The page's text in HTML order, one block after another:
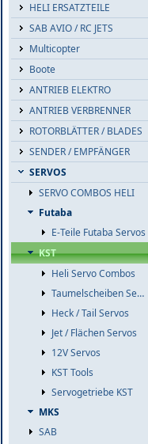
HELI ERSATZTEILE
SAB AVIO / RC JETS
Multicopter
Boote
ANTRIEB ELEKTRO
ANTRIEB VERBRENNER
ROTORBLÄTTER / BLADES
SENDER / EMPFÄNGER
SERVOS
SERVO COMBOS HELI
Futaba
E-Teile Futaba Servos
KST
Heli Servo Combos
Taumelscheiben Servos
Heck / Tail Servos
Jet / Flächen Servos
12V Servos
KST Tools
Servogetriebe KST
MKS
SAB